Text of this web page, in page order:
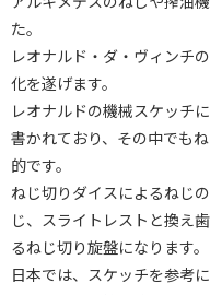
た。
レオナルド・ダ・ヴィンチ
化を遂げます。
レオナルドの機械スケッチ
書かれており、その中でも
的です。
ねじ切りダイスによるねじ
じ、スライトレストと換え
るねじ切り旋盤になります。
日本では、スケッチを参考